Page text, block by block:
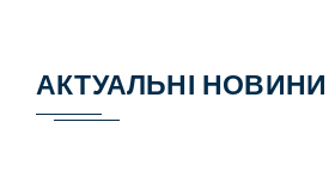
АКТУАЛЬНІ НОВИНИ